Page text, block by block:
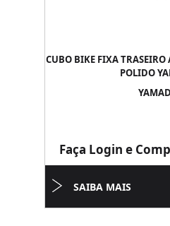
CUBO BIKE FIXA
POLIDO
Faça Login e
SAIBA MAIS